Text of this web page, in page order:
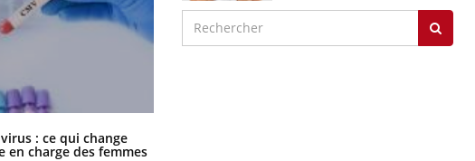
: ce qui change
en charge des femmes